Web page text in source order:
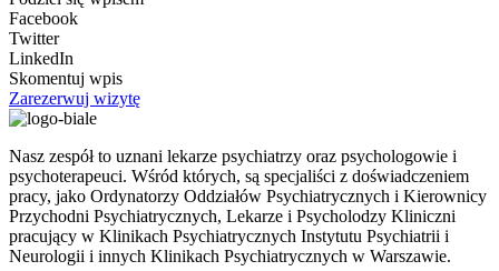
Facebook
Twitter
LinkedIn
Skomentuj wpis
Zarezerwuj wizytę
Nasz zespół to uznani lekarze psychiatrzy oraz psychologowie i
psychoterapeuci. Wśród których, są specjaliści z doświadczeniem
pracy, jako Ordynatorzy Oddziałów Psychiatrycznych i Kierownicy
Przychodni Psychiatrycznych, Lekarze i Psycholodzy Kliniczni
pracujący w Klinikach Psychiatrycznych Instytutu Psychiatrii i
Neurologii i innych Klinikach Psychiatrycznych w Warszawie.